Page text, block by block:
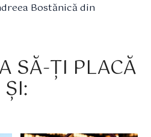
Bostănică din
SĂ-ȚI PLACĂ
ȘI: